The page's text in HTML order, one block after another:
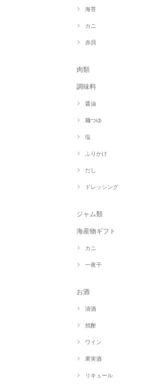
海苔
カニ
赤貝
肉類
調味料
醤油
麺つゆ
塩
ふりかけ
だし
ドレッシング
ジャム類
海産物ギフト
カニ
一夜干
お酒
清酒
焼酎
ワイン
果実酒
リキュール